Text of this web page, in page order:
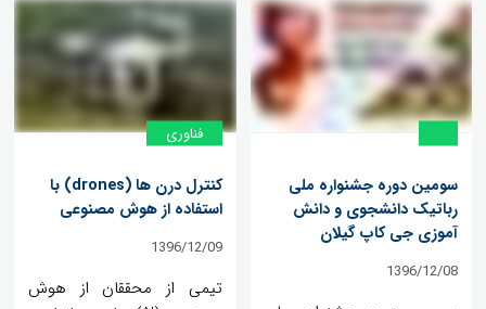
سومین دوره جشنواره ملی
رباتیک دانشجوی و دانش
آموزی جی کاپ گیلان
1396/12/08
فناوری
کنترل درن ها (drones) با
استفاده از هوش مصنوعی
1396/12/09
تیمی از محققان از هوش